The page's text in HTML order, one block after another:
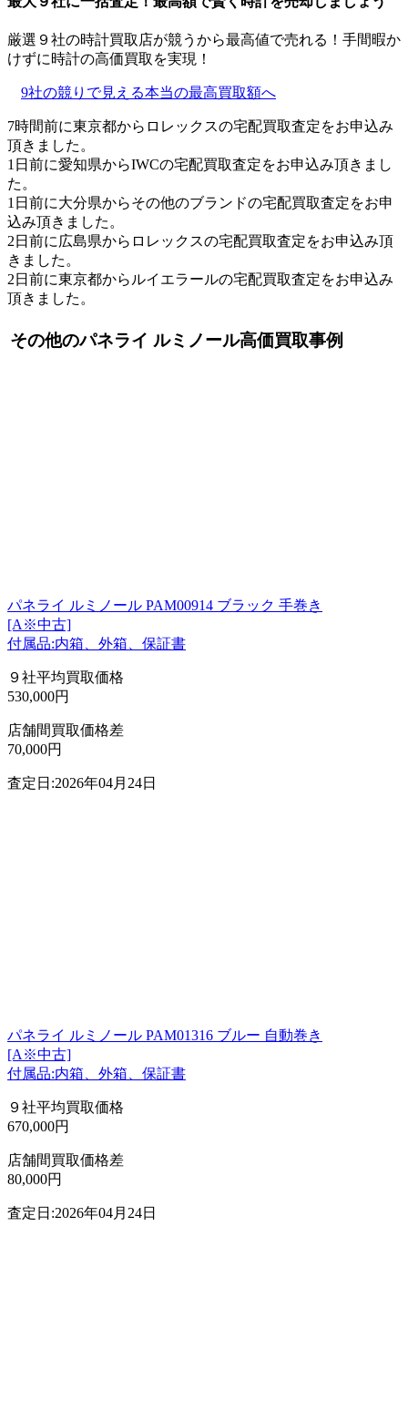
厳選９社の時計買取店が競うから最高値で売れる！手間暇か
けずに時計の高価買取を実現！
9社の競りで見える本当の最高買取額へ
7時間前に東京都からロレックスの宅配買取査定をお申込み
頂きました。
1日前に愛知県からIWCの宅配買取査定をお申込み頂きまし
た。
1日前に大分県からその他のブランドの宅配買取査定をお申
込み頂きました。
2日前に広島県からロレックスの宅配買取査定をお申込み頂
きました。
2日前に東京都からルイエラールの宅配買取査定をお申込み
頂きました。
その他のパネライ ルミノール高価買取事例
パネライ ルミノール PAM00914 ブラック 手巻き
[A※中古]
付属品:内箱、外箱、保証書
９社平均買取価格
530,000円
店舗間買取価格差
70,000円
査定日:2026年04月24日
パネライ ルミノール PAM01316 ブルー 自動巻き
[A※中古]
付属品:内箱、外箱、保証書
９社平均買取価格
670,000円
店舗間買取価格差
80,000円
査定日:2026年04月24日